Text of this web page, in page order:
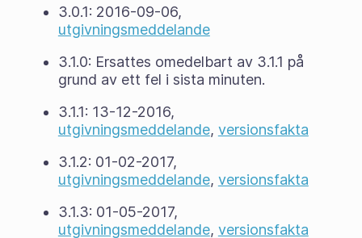
3.0.1: 2016-09-06,
utgivningsmeddelande
3.1.0: Ersattes omedelbart av 3.1.1 på
grund av ett fel i sista minuten.
3.1.1: 13-12-2016,
utgivningsmeddelande, versionsfakta
3.1.2: 01-02-2017,
utgivningsmeddelande, versionsfakta
3.1.3: 01-05-2017,
utgivningsmeddelande, versionsfakta